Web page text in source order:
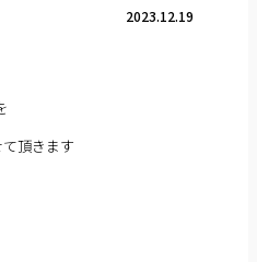
2023.12.19
頂きます